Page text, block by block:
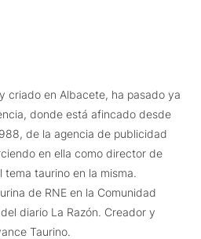
criado en Albacete, ha pasado ya
donde está afincado desde
de la agencia de publicidad
en ella como director de
taurino en la misma.
de RNE en la Comunidad
diario La Razón. Creador y
Taurino.